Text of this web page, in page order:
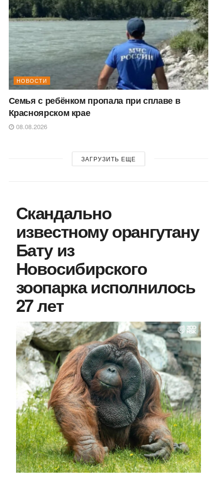
НОВОСТИ
Семья с ребёнком пропала при сплаве в
Красноярском крае
08.08.2026
ЗАГРУЗИТЬ ЕЩЕ
Скандально
известному орангутану
Бату из
Новосибирского
зоопарка исполнилось
27 лет